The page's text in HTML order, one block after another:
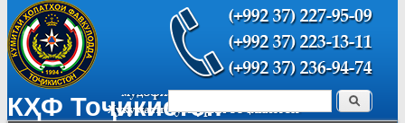
КҲФ ТоҷикистонФорма поиска Поиск